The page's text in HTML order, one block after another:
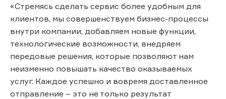
«Стремясь сделать сервис более удобным для
клиентов, мы совершенствуем бизнес-процессы
внутри компании, добавляем новые функции,
технологические возможности, внедряем
передовые решения, которые позволяют нам
неизменно повышать качество оказываемых
услуг. Каждое успешно и вовремя доставленное
отправление – это не только результат